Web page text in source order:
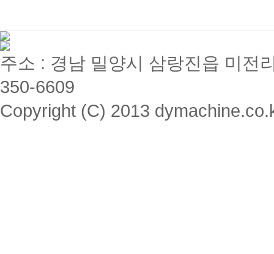
주소 : 경남 밀양시 삼랑진읍 미전
350-6609
Copyright (C) 2013